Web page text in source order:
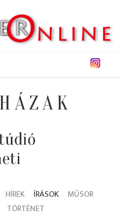
HÍREK ÍRÁSOK
MŰSOR
TÖRTÉNET